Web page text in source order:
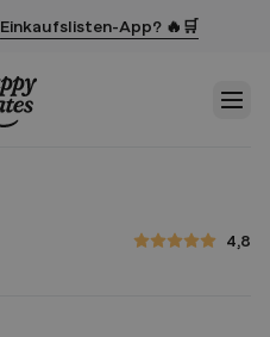
Einkaufslisten-App? 🔥🛒
4,8
4,8 von 5 Sternen